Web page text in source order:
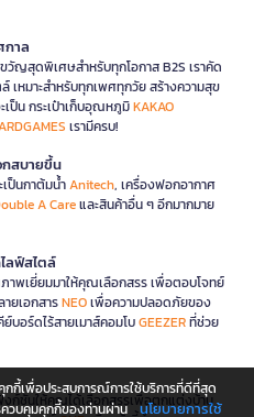
กาล
ญสุดพิเศษสำหรับทุกโอกาส B2S เราคัด
เหมาะสำหรับทุกเพศทุกวัย สร้างความสุข
ป็น กระเป๋าเก็บอุณหภูมิKAKAO
เรามีครบ!
กสบายขึ้น
เป็นกาต้มน้ำAnitech, เครื่องฟอกอากาศ
A Careและสินค้าอื่น ๆ อีกมากมาย
ลฟ์สไตล์
พเยี่ยมมาให้คุณเลือกสรร เพื่อตอบโจทย์
ยเอกสารNEOเพื่อความปลอดภัยของ
บอร์ดไร้สายเมาส์คอมโบGEEZERที่ช่วย
ก์ชันให้คุณได้เลือกสรรเพื่อตกแต่งบ้าน
กกี้เพื่อประสบการณ์การใช้บริการที่ดีที่สุด
ควบคุมคุกกี้ของท่านผ่าน นโยบายการใช้